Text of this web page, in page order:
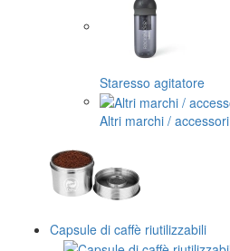
Staresso agitatore
Altri marchi / accessori
Capsule di caffè riutilizzabili